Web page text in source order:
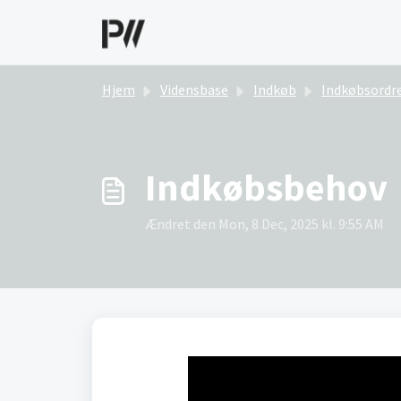
Hjem Vidensbase Indkøb
Indkøbsbehov
Ændret den Mon, 8 Dec, 2025 kl. 9:55 AM